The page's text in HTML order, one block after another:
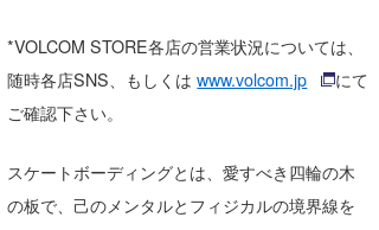
*VOLCOM STORE各店の営業状況については、
随時各店SNS、もしくはwww.volcom.jp
にて
ご確認下さい。
スケートボーディングとは、愛すべき四輪の木
の板で、己のメンタルとフィジカルの境界線を
ライター/寄稿メディア